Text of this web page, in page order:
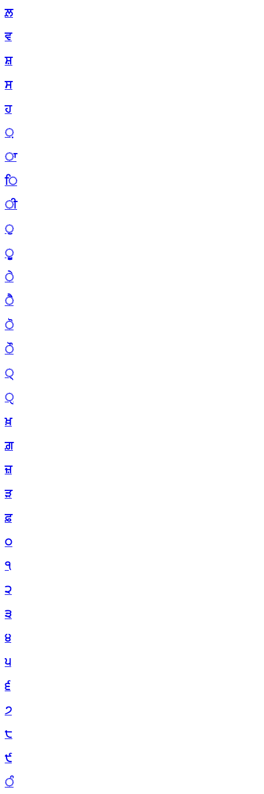
ਲ਼
ਵ
ਸ਼
ਸ
ਹ
਼
ਾ
ਿ
ੀ
ੁ
ੂ
ੇ
ੈ
ੋ
ੌ
੍
ੑ
ਖ਼
ਗ਼
ਜ਼
ੜ
ਫ਼
੦
੧
੨
੩
੪
੫
੬
੭
੮
੯
ੰ